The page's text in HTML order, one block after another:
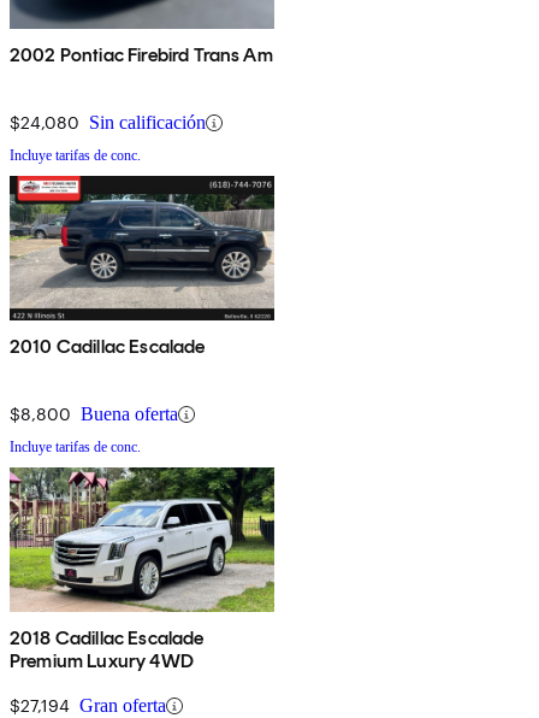
2002 Pontiac Firebird Trans Am
$24,080 Sin calificación
Incluye tarifas de conc.
2010 Cadillac Escalade
$8,800 Buena oferta
Incluye tarifas de conc.
2018 Cadillac Escalade
Premium Luxury 4WD
$27,194 Gran oferta